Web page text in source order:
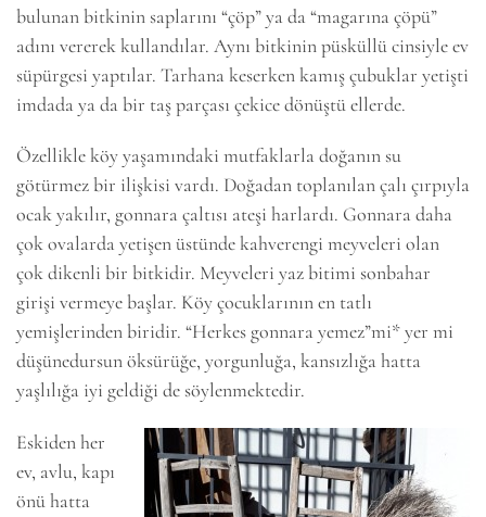
bulunan bitkinin saplarını “çöp” ya da “magarına çöpü”
adını vererek kullandılar. Aynı bitkinin püsküllü cinsiyle ev
süpürgesi yaptılar. Tarhana keserken kamış çubuklar yetişti
imdada ya da bir taş parçası çekice dönüştü ellerde.
Özellikle köy yaşamındaki mutfaklarla doğanın su
götürmez bir ilişkisi vardı. Doğadan toplanılan çalı çırpıyla
ocak yakılır, gonnara çaltısı ateşi harlardı. Gonnara daha
çok ovalarda yetişen üstünde kahverengi meyveleri olan
çok dikenli bir bitkidir. Meyveleri yaz bitimi sonbahar
girişi vermeye başlar. Köy çocuklarının en tatlı
yemişlerinden biridir. “Herkes gonnara yemez”mi* yer mi
düşünedursun öksürüğe, yorgunluğa, kansızlığa hatta
yaşlılığa iyi geldiği de söylenmektedir.
Eskiden her
ev, avlu, kapı
önü hatta
6k 2k 646